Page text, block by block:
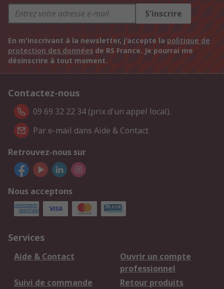
S'inscrire
En m'inscrivant à la newsletter, j'accepte la politique de
protection des données de RS France. Je pourrai me
désinscrire à tout moment.
Contactez-nous
09 69 32 22 34 (prix d'un appel local).
Par e-mail dans Aide & Contact
Retrouvez-nous sur
Nous acceptons
Services
Aide & Contact
Ouvrir un compte
professionnel
Suivi de commande
Retour produits